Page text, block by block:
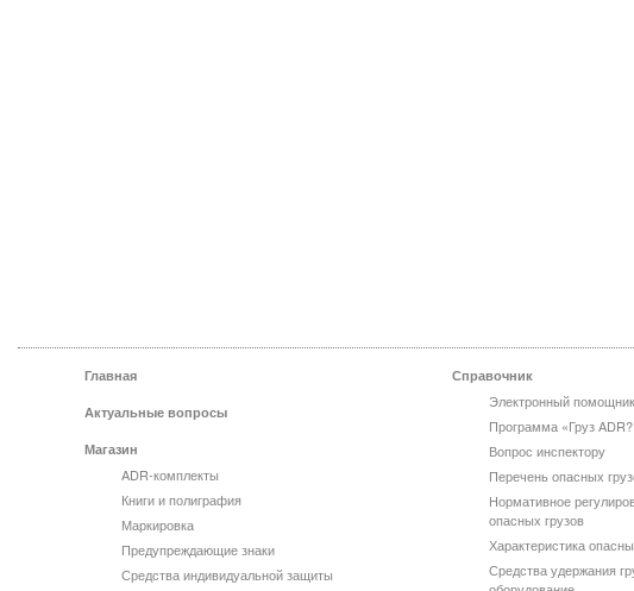
Главная
Актуальные вопросы
Магазин
ADR-комплекты
Книги и полиграфия
Маркировка
Предупреждающие знаки
Средства индивидуальной защиты
Справочник
Электронный
Программа «Груз
Вопрос инспектору
Перечень опасных
Нормативное
опасных грузов
Характеристика
Средства удержания